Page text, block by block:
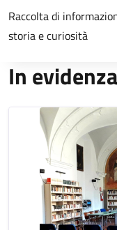
Raccolta di
storia e curiosità
In evidenza